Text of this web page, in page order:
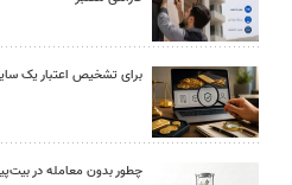
برای تشخیص اعتبار یک
چطور بدون معامله در